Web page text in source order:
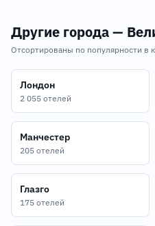
Другие города —
Отсортированы по популярности в
Лондон
2 055 отелей
Манчестер
205 отелей
Глазго
175 отелей